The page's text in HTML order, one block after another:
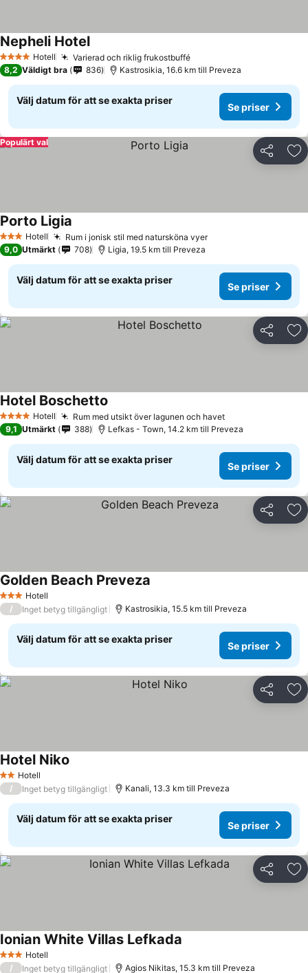
4 StjärnorHotell Varierad och riklig frukostbuffé
Nepheli Hotel
8,2 Väldigt bra 836 Kastrosikia, 16.6 km till Preveza
Välj datum för att se exakta priser
Se priser
Dela
Populärt val
3 StjärnorHotell Rum i jonisk stil med natursköna vyer
Porto Ligia
9,0 Utmärkt 708 Ligia, 19.5 km till Preveza
Välj datum för att se exakta priser
Se priser
Dela
4 StjärnorHotell Rum med utsikt över lagunen och havet
Hotel Boschetto
9,1 Utmärkt 388 Lefkas - Town, 14.2 km till Preveza
Välj datum för att se exakta priser
Se priser
Dela
3 StjärnorHotell
Golden Beach Preveza
/ Inget betyg tillgängligt Kastrosikia, 15.5 km till Preveza
Välj datum för att se exakta priser
Se priser
Dela
2 Stjärnor
Hotell
Hotel Niko
/ Inget betyg tillgängligt Kanali, 13.3 km till Preveza
Välj datum för att se exakta priser
Se priser
Dela
3 StjärnorHotell
Ionian White Villas Lefkada
/ Inget betyg tillgängligt Agios Nikitas, 15.3 km till Preveza